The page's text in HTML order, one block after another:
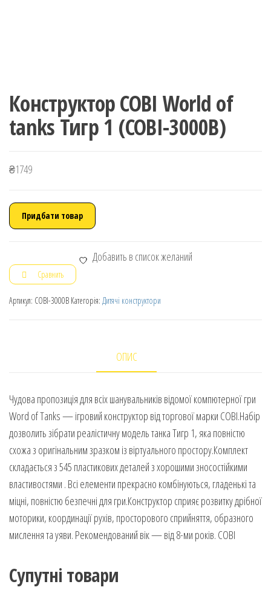
Конструктор COBI World of
tanks Тигр 1 (COBI-3000B)
₴1749
Придбати товар
Добавить в список желаний
Сравнить
Артикул: COBI-3000B Категорія: Дитячі конструктори
ОПИС
Чудова пропозиція для всіх шанувальників відомої компютерної гри
Word of Tanks — ігровий конструктор від торгової марки COBI.Набір
дозволить зібрати реалістичну модель танка Тигр 1, яка повністю
схожа з оригінальним зразком із віртуального простору.Комплект
складається з 545 пластикових деталей з хорошими зносостійкими
властивостями . Всі елементи прекрасно комбінуються, гладенькі та
міцні, повністю безпечні для гри.Конструктор сприяє розвитку дрібної
моторики, координації рухів, просторового сприйняття, образного
мислення та уяви. Рекомендований вік — від 8-ми років. COBI
Супутні товари